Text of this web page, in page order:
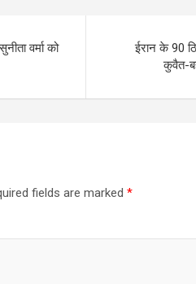
वर्मा को
ईरान के 90
कुवैत-
fields are marked *